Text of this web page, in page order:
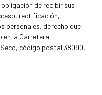
de recibir sus
rectificación,
personales, derecho que
en la Carretera-
código postal 38090,